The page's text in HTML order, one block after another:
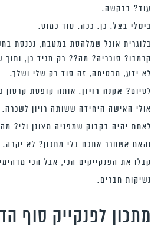
עוד? בבקשה.
ביסלי בצל. כן. ככה. סוד כמוס.
בלוגרית אוכל שמלהטת במטבח, נכנסת
קרמבו? סוכריה? מה?? רק תגיד כן,
לא ידע, מבטיחה, זה סוד רק שלי ושלך.
לסיום? אקנה רויון. אותה קופסת קרטון
אולי האישה היחידה ששותה רויון
לאחת יהיה בקבוק שמפניה מצונן ולי?
והאם אשחרר אתכם בלי מתכון? לא יקרה.
קבלו את הפנקייקים הכי, אבל הכי
נשיקות חברים.
מתכון לפנקייק סוף